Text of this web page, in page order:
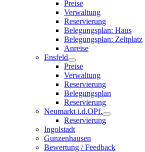
Preise
Verwaltung
Reservierung
Belegungsplan: Haus
Belegungsplan: Zeltplatz
Anreise
Ensfeld
Preise
Verwaltung
Reservierung
Belegungsplan
Reservierung
Neumarkt i.d.OPf.
Reservierung
Ingolstadt
Gunzenhausen
Bewertung / Feedback